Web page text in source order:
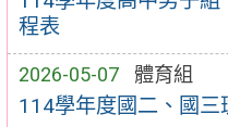
程表
2026-05-07 體育組
114學年度國二、國